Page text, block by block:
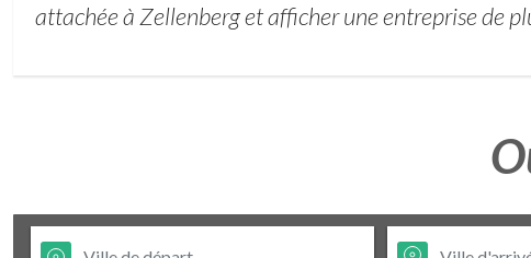
attachée à Zellenberg et afficher une entreprise de